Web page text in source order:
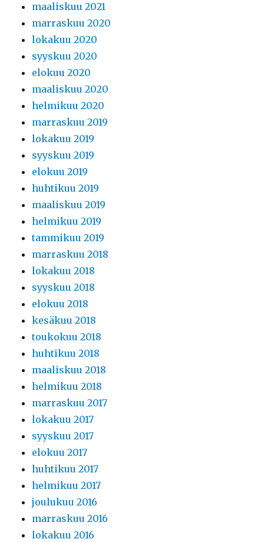
maaliskuu 2021
marraskuu 2020
lokakuu 2020
syyskuu 2020
elokuu 2020
maaliskuu 2020
helmikuu 2020
marraskuu 2019
lokakuu 2019
syyskuu 2019
elokuu 2019
huhtikuu 2019
maaliskuu 2019
helmikuu 2019
tammikuu 2019
marraskuu 2018
lokakuu 2018
syyskuu 2018
elokuu 2018
kesäkuu 2018
toukokuu 2018
huhtikuu 2018
maaliskuu 2018
helmikuu 2018
marraskuu 2017
lokakuu 2017
syyskuu 2017
elokuu 2017
huhtikuu 2017
helmikuu 2017
joulukuu 2016
marraskuu 2016
lokakuu 2016